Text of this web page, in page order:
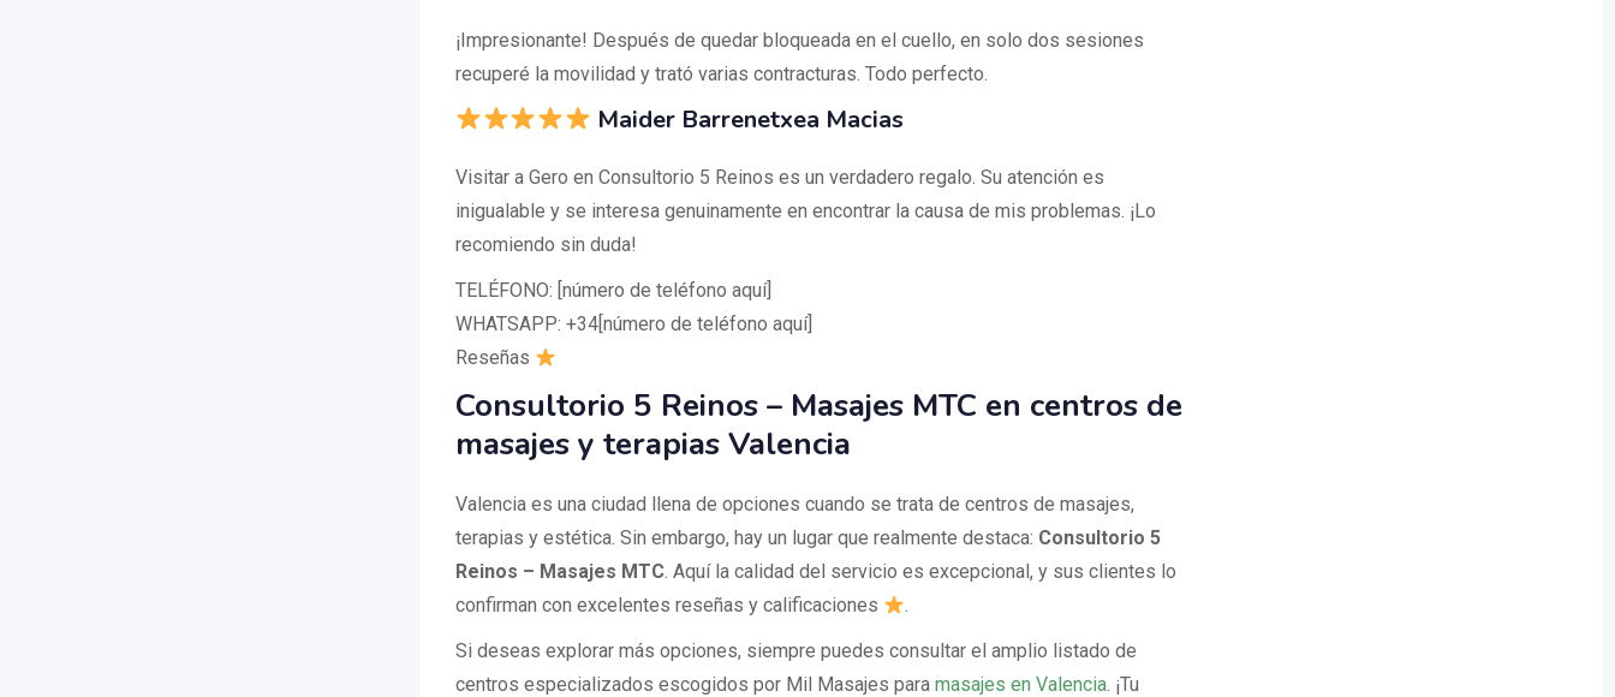
¡Impresionante! Después de quedar bloqueada en el cuello, en solo dos sesiones
recuperé la movilidad y trató varias contracturas. Todo perfecto.
Maider Barrenetxea Macias
Visitar a Gero en Consultorio 5 Reinos es un verdadero regalo. Su atención es
inigualable y se interesa genuinamente en encontrar la causa de mis problemas. ¡Lo
recomiendo sin duda!
TELÉFONO: [número de teléfono aquí]
WHATSAPP: +34[número de teléfono aquí]
Reseñas
Consultorio 5 Reinos – Masajes MTC en centros de
masajes y terapias Valencia
Valencia es una ciudad llena de opciones cuando se trata de centros de masajes,
terapias y estética. Sin embargo, hay un lugar que realmente destaca: Consultorio 5
Reinos – Masajes MTC. Aquí la calidad del servicio es excepcional, y sus clientes lo
confirman con excelentes reseñas y calificaciones
.
Si deseas explorar más opciones, siempre puedes consultar el amplio listado de
centros especializados escogidos por Mil Masajes para masajes en Valencia. ¡Tu